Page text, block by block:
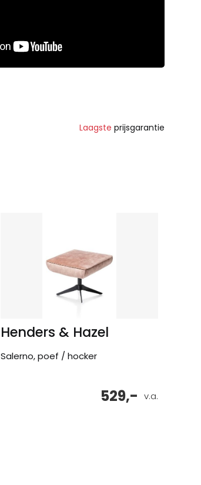
Laagste prijsgarantie
Henders & Hazel
Salerno, poef / hocker
v.a.
529,-